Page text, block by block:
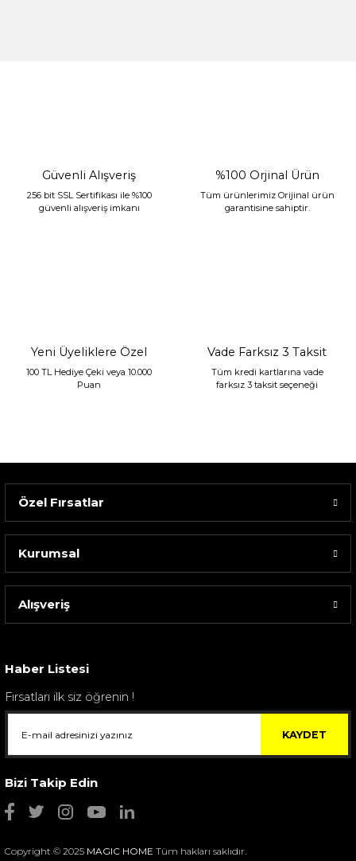
Sarev Elfıda Flanel Nevresim Takımı Çift Kişili...
Güvenli Alışveriş
256 bit SSL Sertifikası ile %100
güvenli alışveriş imkanı
%100 Orjinal Ürün
Tüm ürünlerimiz Orijinal ürün
garantisine sahiptir.
Yeni Üyeliklere Özel
100 TL Hediye Çeki veya 10.000
Puan
Vade Farksız 3 Taksit
Tüm kredi kartlarına vade
farksız 3 taksit seçeneği
Özel Fırsatlar
Kurumsal
Alışveriş
Haber Listesi
Fırsatları ilk siz öğrenin !
KAYDET
Bizi Takip Edin
Copyright © 2025 MAGIC HOME Tüm hakları saklıdır.